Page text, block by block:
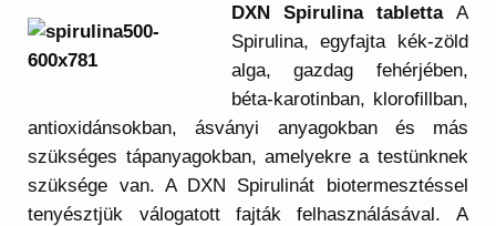
DXN Spirulina tablettaA
Spirulina, egyfajta kék-zöld
alga, gazdag fehérjében,
béta-karotinban, klorofillban,
antioxidánsokban, ásványi anyagokban és más
szükséges tápanyagokban, amelyekre a testünknek
szüksége van. A DXN Spirulinát biotermesztéssel
tenyésztjük válogatott fajták felhasználásával. A